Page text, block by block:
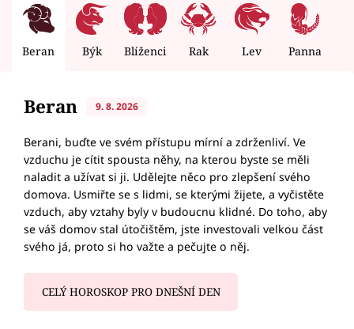
Beran Býk Blíženci Rak Lev Panna
Beran 9. 8. 2026
Berani, buďte ve svém přístupu mírní a zdrženliví. Ve
vzduchu je cítit spousta něhy, na kterou byste se měli
naladit a užívat si ji. Udělejte něco pro zlepšení svého
domova. Usmiřte se s lidmi, se kterými žijete, a vyčistěte
vzduch, aby vztahy byly v budoucnu klidné. Do toho, aby
se váš domov stal útočištěm, jste investovali velkou část
svého já, proto si ho važte a pečujte o něj.
CELÝ HOROSKOP PRO DNEŠNÍ DEN